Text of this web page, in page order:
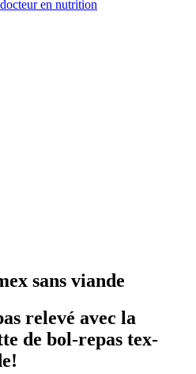
en nutrition
sans viande
relevé avec la
de bol-repas tex-